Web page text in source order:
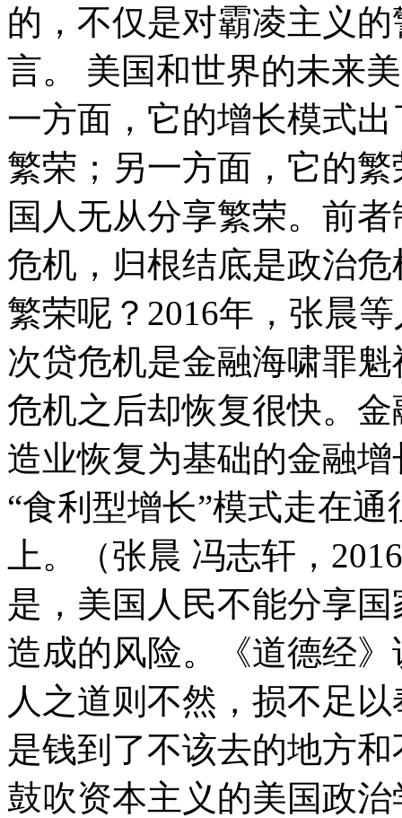
的，不仅是对霸凌主义
言。 美国和世界的未来
一方面，它的增长模式
繁荣；另一方面，它的
国人无从分享繁荣。前
危机，归根结底是政治
繁荣呢？2016年，张晨
次贷危机是金融海啸罪
危机之后却恢复很快。
造业恢复为基础的金融
“食利型增长”模式走在
上。（张晨 冯志轩，
是，美国人民不能分享
造成的风险。《道德经
人之道则不然，损不足
是钱到了不该去的地方
鼓吹资本主义的美国政